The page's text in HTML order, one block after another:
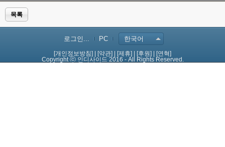
목록
로그인... PC 한국어
[개인정보방침] [약관] [제휴] [후원]
[연혁]
Copyright ⓒ 인디사이드 2016 - All Rights Reserved.